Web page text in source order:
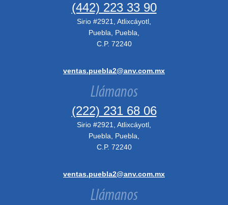
(442) 223 33 90
Sirio #2921, Atlixcáyotl,
Puebla, Puebla,
C.P. 72240
ventas.puebla2@anv.com.mx
Llámanos
(222) 231 68 06
Sirio #2921, Atlixcáyotl,
Puebla, Puebla,
C.P. 72240
ventas.puebla2@anv.com.mx
Llámanos